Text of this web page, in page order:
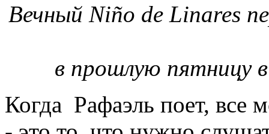
Вечный Niño de Linares
в прошлую пятницу
Когда Рафаэль поет, все